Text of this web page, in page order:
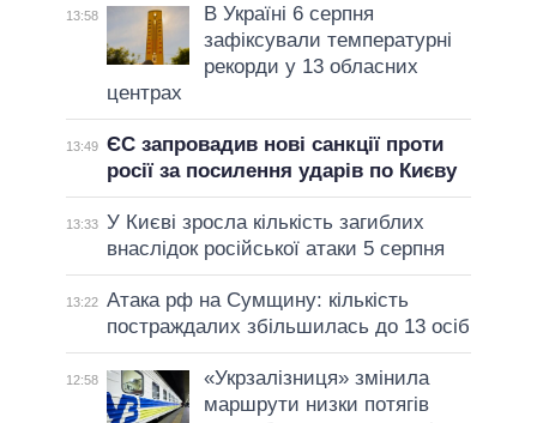
13:58
В Україні 6 серпня
зафіксували температурні
рекорди у 13 обласних
центрах
13:49 ЄС запровадив нові санкції проти
росії за посилення ударів по Києву
13:33 У Києві зросла кількість загиблих
внаслідок російської атаки 5 серпня
13:22 Атака рф на Сумщину: кількість
постраждалих збільшилась до 13 осіб
12:58
«Укрзалізниця» змінила
маршрути низки потягів